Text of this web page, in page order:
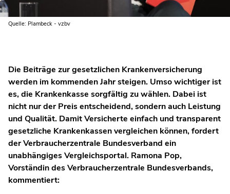
Quelle: Plambeck - vzbv
Die Beiträge zur gesetzlichen Krankenversicherung
werden im kommenden Jahr steigen. Umso wichtiger ist
es, die Krankenkasse sorgfältig zu wählen. Dabei ist
nicht nur der Preis entscheidend, sondern auch Leistung
und Qualität. Damit Versicherte einfach und transparent
gesetzliche Krankenkassen vergleichen können, fordert
der Verbraucherzentrale Bundesverband ein
unabhängiges Vergleichsportal. Ramona Pop,
Vorständin des Verbraucherzentrale Bundesverbands,
kommentiert: